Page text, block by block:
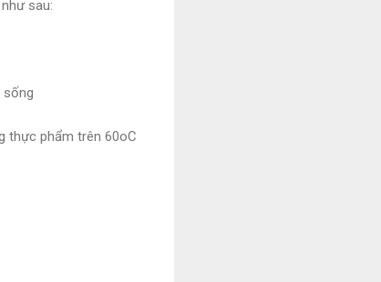
sau:
sống
thực phẩm trên 60oC